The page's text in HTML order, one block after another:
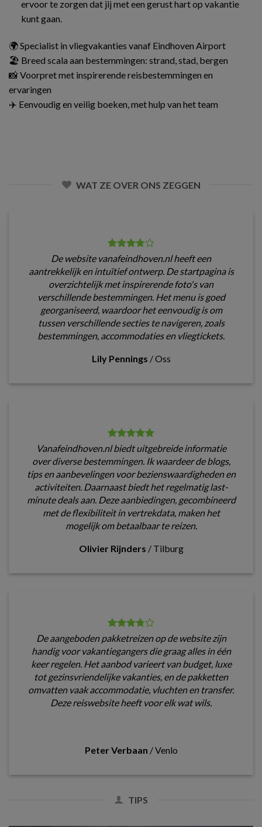
ervoor te zorgen dat jij met een gerust hart op vakantie
kunt gaan.
🌍 Specialist in vliegvakanties vanaf Eindhoven Airport
🏖️ Breed scala aan bestemmingen: strand, stad, bergen
📸 Voorpret met inspirerende reisbestemmingen en
ervaringen
✈️ Eenvoudig en veilig boeken, met hulp van het team
WAT ZE OVER ONS ZEGGEN
De website vanafeindhoven.nl heeft een
aantrekkelijk en intuïtief ontwerp. De startpagina is
overzichtelijk met inspirerende foto's van
verschillende bestemmingen. Het menu is goed
georganiseerd, waardoor het eenvoudig is om
tussen verschillende secties te navigeren, zoals
bestemmingen, accommodaties en vliegtickets.
Lily Pennings /Oss
Vanafeindhoven.nl biedt uitgebreide informatie
over diverse bestemmingen. Ik waardeer de blogs,
tips en aanbevelingen voor bezienswaardigheden en
activiteiten. Daarnaast biedt het regelmatig last-
minute deals aan. Deze aanbiedingen, gecombineerd
met de flexibiliteit in vertrekdata, maken het
mogelijk om betaalbaar te reizen.
Olivier Rijnders / Tilburg
De aangeboden pakketreizen op de website zijn
handig voor vakantiegangers die graag alles in één
keer regelen. Het aanbod varieert van budget, luxe
tot gezinsvriendelijke vakanties, en de pakketten
omvatten vaak accommodatie, vluchten en transfer.
Deze reiswebsite heeft voor elk wat wils.
Peter Verbaan /Venlo
TIPS